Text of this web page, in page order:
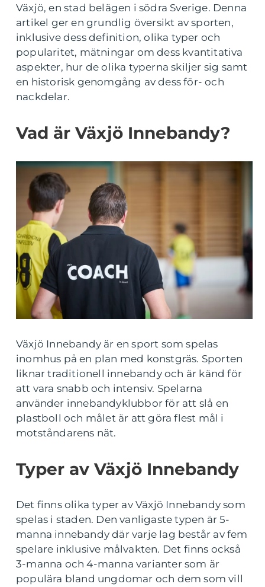
Växjö, en stad belägen i södra Sverige. Denna
artikel ger en grundlig översikt av sporten,
inklusive dess definition, olika typer och
popularitet, mätningar om dess kvantitativa
aspekter, hur de olika typerna skiljer sig samt
en historisk genomgång av dess för- och
nackdelar.
Vad är Växjö Innebandy?
Växjö Innebandy är en sport som spelas
inomhus på en plan med konstgräs. Sporten
liknar traditionell innebandy och är känd för
att vara snabb och intensiv. Spelarna
använder innebandyklubbor för att slå en
plastboll och målet är att göra flest mål i
motståndarens nät.
Typer av Växjö Innebandy
Det finns olika typer av Växjö Innebandy som
spelas i staden. Den vanligaste typen är 5-
manna innebandy där varje lag består av fem
spelare inklusive målvakten. Det finns också
3-manna och 4-manna varianter som är
populära bland ungdomar och dem som vill